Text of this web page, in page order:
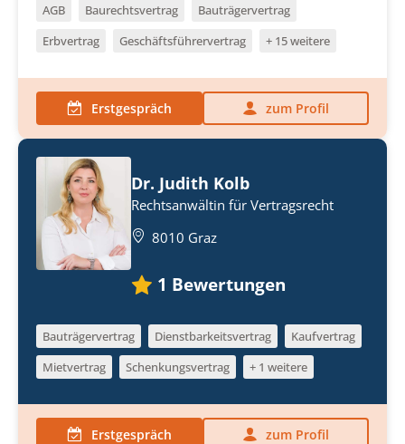
AGB Baurechtsvertrag
Bauträgervertrag
Erbvertrag
Geschäftsführervertrag + 15 weitere
Erstgespräch zum Profil
Dr. Judith Kolb
Rechtsanwältin für Vertragsrecht
8010 Graz
1 Bewertungen
Bauträgervertrag Dienstbarkeitsvertrag
Kaufvertrag
Mietvertrag
Schenkungsvertrag + 1 weitere
Erstgespräch zum Profil